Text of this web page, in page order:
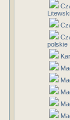
polskie